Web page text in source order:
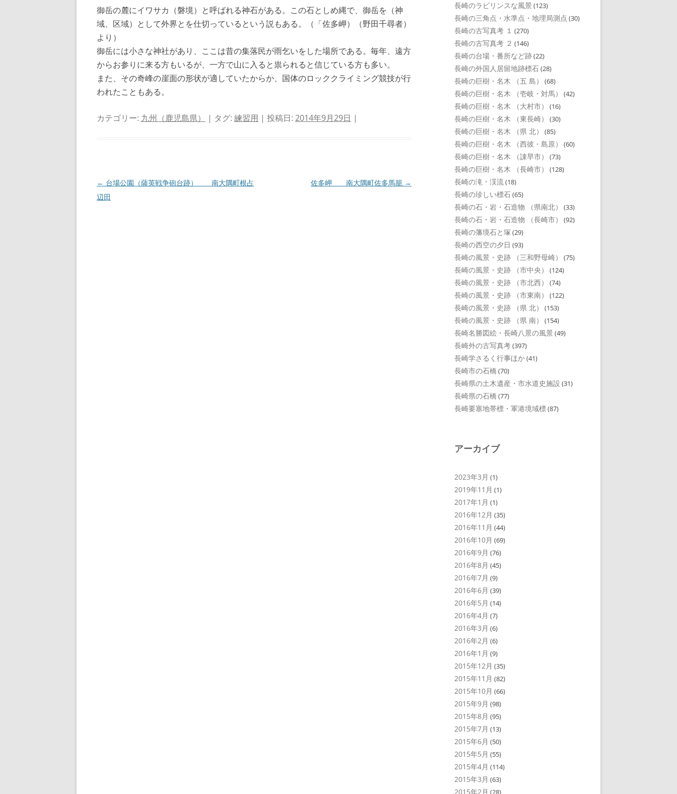
御岳の麓にイワサカ（磐境）と呼ばれる神石がある。この石としめ縄で、御岳を（神
域、区域）として外界とを仕切っているという説もある。（「佐多岬）（野田千尋者）
より）
御岳には小さな神社があり、ここは昔の集落民が雨乞いをした場所である。毎年、遠方
からお参りに来る方もいるが、一方で山に入ると祟られると信じている方も多い。
また、その奇峰の崖面の形状が適していたからか、国体のロッククライミング競技が行
われたこともある。
カテゴリー: 九州（鹿児島県） | タグ: 練習用 | 投稿日: 2014年9月29日 |
投
稿
← 台場公園（薩英戦争砲台跡） 南大隅町根占
辺田
佐多岬 南大隅町佐多馬籠 →
長崎のラビリンスな風景 (123)
長崎の三角点・水準点・地理局測点 (30)
長崎の古写真考 １ (270)
長崎の古写真考 ２ (146)
長崎の台場・番所など跡(22)
長崎の外国人居留地跡標石(28)
長崎の巨樹・名木 （五 島） (68)
長崎の巨樹・名木 （壱岐・対馬） (42)
長崎の巨樹・名木 （大村市） (16)
長崎の巨樹・名木 （東長崎） (30)
長崎の巨樹・名木 （県 北） (85)
長崎の巨樹・名木 （西彼・島原） (60)
長崎の巨樹・名木 （諌早市） (73)
長崎の巨樹・名木 （長崎市） (128)
長崎の滝・渓流(18)
長崎の珍しい標石(65)
長崎の石・岩・石造物 （県南北） (33)
長崎の石・岩・石造物 （長崎市） (92)
長崎の藩境石と塚 (29)
長崎の西空の夕日 (93)
長崎の風景・史跡 （三和野母崎） (75)
長崎の風景・史跡 （市中央） (124)
長崎の風景・史跡 （市北西） (74)
長崎の風景・史跡 （市東南） (122)
長崎の風景・史跡 （県 北） (153)
長崎の風景・史跡 （県 南） (154)
長崎名勝図絵・長崎八景の風景 (49)
長崎外の古写真考(397)
長崎学さるく行事ほか(41)
長崎市の石橋 (70)
長崎県の土木遺産・市水道史施設 (31)
長崎県の石橋 (77)
長崎要塞地帯標・軍港境域標(87)
アーカイブ
2023年3月 (1)
2019年11月 (1)
2017年1月 (1)
2016年12月 (35)
2016年11月 (44)
2016年10月 (69)
2016年9月 (76)
2016年8月 (45)
2016年7月 (9)
2016年6月 (39)
2016年5月 (14)
2016年4月 (7)
2016年3月 (6)
2016年2月 (6)
2016年1月 (9)
2015年12月 (35)
2015年11月 (82)
2015年10月 (66)
2015年9月 (98)
2015年8月 (95)
2015年7月 (13)
2015年6月 (50)
2015年5月 (55)
2015年4月 (114)
2015年3月 (63)
2015年2月 (28)